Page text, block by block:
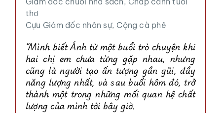
thơ
Cựu Giám đốc nhân sự, Cộng cà phê
“Mình biết Ánh từ một buổi trò chuyện khi
hai chị em chưa từng gặp nhau, nhưng
cũng là người tạo ấn tượng gần gũi, đầy
năng lượng nhất, và sau buổi hôm đó, trở
thành một trong những mối quan hệ chất
lượng của mình tới bây giờ.